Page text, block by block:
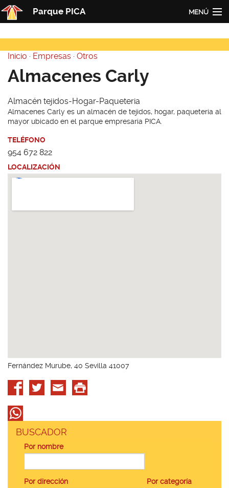
Pasar al contenido principal
Parque PICA MENÚ
PICA
Actualidad
Empresas
Contacto
Usted está aquí
Inicio · Empresas · Otros
Almacenes Carly
Almacén tejidos-Hogar-Paqueteria
Almacenes Carly es un almacén de tejidos, hogar, paquetería al
mayor ubicado en el parque empresaria PICA.
TELÉFONO
954 672 822
LOCALIZACIÓN
Fernández Murube, 40 Sevilla 41007
BUSCADOR
Por nombre
Por dirección Por categoría